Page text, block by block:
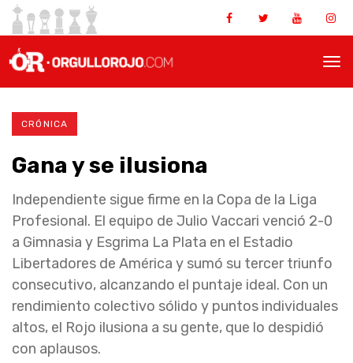
CRÓNICA
Gana y se ilusiona
Independiente sigue firme en la Copa de la Liga
Profesional. El equipo de Julio Vaccari venció 2-0
a Gimnasia y Esgrima La Plata en el Estadio
Libertadores de América y sumó su tercer triunfo
consecutivo, alcanzando el puntaje ideal. Con un
rendimiento colectivo sólido y puntos individuales
altos, el Rojo ilusiona a su gente, que lo despidió
con aplausos.